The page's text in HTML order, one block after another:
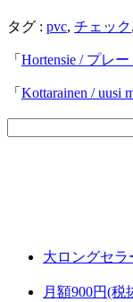
タグ : pvc, チェック,
「 Hortensie / プレー
「 Kottarainen / uusi
大ロングセラ
月額900円(